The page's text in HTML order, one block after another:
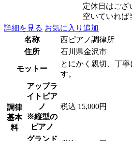
定休日はござ
空いていれば
詳細を見る お気に入り追加
名称
西ピアノ調律所
住所
石川県金沢市
モットー
とにかく親切、丁
す。
調律
基本
料
アップラ
イトピア
ノ
※縦型の
ピアノ
税込 15,000円
グランド